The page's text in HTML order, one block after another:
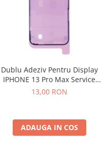
Dublu Adeziv Pentru Display
IPHONE 13 Pro Max Service
Pack - 923-06625
13,00 RON
ADAUGA IN COS